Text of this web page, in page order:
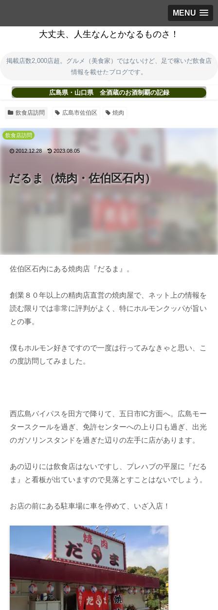
MENU
大丈夫、人生なんとかなるものさ！
掲載店数2,000店超。グルメ（美食家）ではないけど、足で稼いだ飲食店
情報を載せたブログです。
広島県・山口県 全酒蔵のお酒制覇の記録
飲食店訪問 広島市佐伯区 焼肉
だるま（焼肉・佐伯区石内）
飲食店訪問
2012.12.28 2023.08.05
佐伯区石内にある焼肉店『だるま』。
創業８０年以上の精肉店直営の焼肉屋で、ネット上の情報を
読む限りでは非常に評判がよく、特にホルモンクッパが旨い
との事。
僕もホルモン好きですので一度は行ってみなきゃと思い、こ
の度訪問してみました。
西広島バイパスを田方で降りて、五日市IC方面へ。広島モー
タースクールを過ぎ、免許センターへの上り口も過ぎ、出光
のガソリンスタンドを過ぎた辺りの左手に店があります。
あの辺りには飲食店はないですし、プレハブの平屋に『だる
ま』と看板が出ていますので見落とすことはないでしょう。
お店の前にある駐車場に車を停めて、いざ入店！